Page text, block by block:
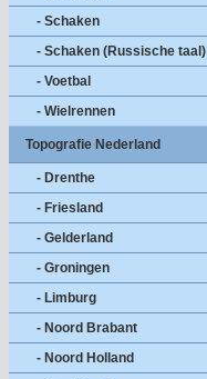
- Schaken
- Schaken (Russische taal)
- Voetbal
- Wielrennen
Topografie Nederland
- Drenthe
- Friesland
- Gelderland
- Groningen
- Limburg
- Noord Brabant
- Noord Holland